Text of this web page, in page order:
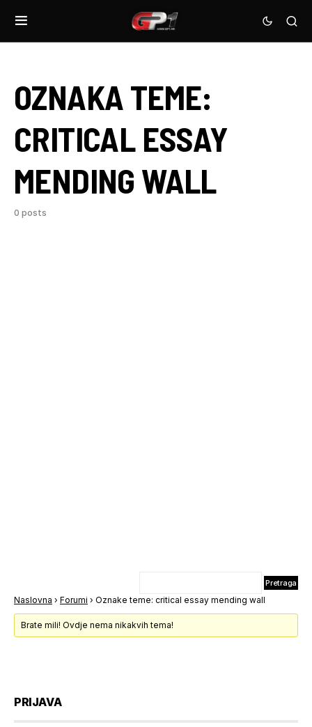
OZNAKA TEME:
CRITICAL ESSAY
MENDING WALL
0 posts
Naslovna › Forumi › Oznake teme: critical essay mending wall
Brate mili! Ovdje nema nikakvih tema!
PRIJAVA